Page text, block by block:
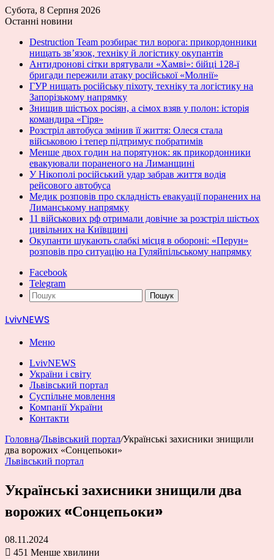
Субота, 8 Серпня 2026
Останні новини
Destruction Team розбирає тил ворога: прикордонники
нищать зв’язок, техніку й логістику окупантів
Антидронові сітки врятували «Хамві»: бійці 128-ї
бригади пережили атаку російської «Молнії»
ГУР нищать російську піхоту, техніку та логістику на
Запорізькому напрямку
Знищив шістьох росіян, а сімох взяв у полон: історія
командира «Гіря»
Розстріл автобуса змінив її життя: Олеся стала
військовою і тепер підтримує побратимів
Менше двох годин на порятунок: як прикордонники
евакуювали пораненого на Лиманщині
У Нікополі російський удар забрав життя водія
рейсового автобуса
Медик розповів про складність евакуації поранених на
Лиманському напрямку
11 військових рф отримали довічне за розстріл шістьох
цивільних на Київщині
Окупанти шукають слабкі місця в обороні: «Перун»
розповів про ситуацію на Гуляйпільському напрямку
Facebook
Telegram
Пошук
LvivNEWS
Меню
LvivNEWS
України і світу
Львівський портал
Суспільне мовлення
Компанії України
Контакти
Головна/Львівський портал/Українські захисники знищили
два ворожих «Сонцепьоки»
Львівський портал
Українські захисники знищили два
ворожих «Сонцепьоки»
08.11.2024
451 Менше хвилини